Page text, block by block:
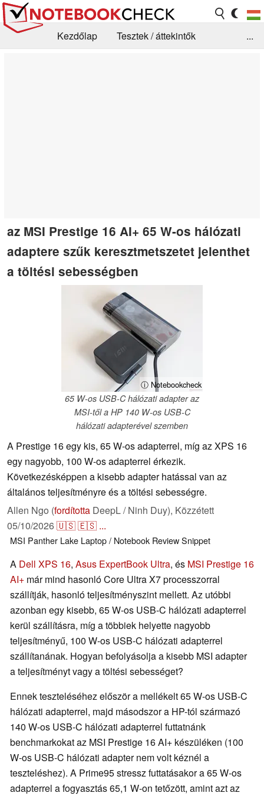
Kezdőlap
Tesztek / áttekintők
...
az MSI Prestige 16 AI+ 65 W-os hálózati
adaptere szűk keresztmetszetet jelenthet
a töltési sebességben
ⓘ Notebookcheck
65 W-os USB-C hálózati adapter az
MSI-től a HP 140 W-os USB-C
hálózati adapterével szemben
A Prestige 16 egy kis, 65 W-os adapterrel, míg az XPS 16
egy nagyobb, 100 W-os adapterrel érkezik.
Következésképpen a kisebb adapter hatással van az
általános teljesítményre és a töltési sebességre.
Allen Ngo (fordította DeepL / Ninh Duy), Közzétett
05/10/2026🇺🇸🇪🇸 ...
MSI Panther Lake Laptop / Notebook Review Snippet
A Dell XPS 16, Asus ExpertBook Ultra, és MSI Prestige 16
AI+ már mind hasonló Core Ultra X7 processzorral
szállítják, hasonló teljesítményszint mellett. Az utóbbi
azonban egy kisebb, 65 W-os USB-C hálózati adapterrel
kerül szállításra, míg a többiek helyette nagyobb
teljesítményű, 100 W-os USB-C hálózati adapterrel
szállítanának. Hogyan befolyásolja a kisebb MSI adapter
a teljesítményt vagy a töltési sebességet?
Ennek teszteléséhez először a mellékelt 65 W-os USB-C
hálózati adapterrel, majd másodszor a HP-tól származó
140 W-os USB-C hálózati adapterrel futtatnánk
benchmarkokat az MSI Prestige 16 AI+ készüléken (100
W-os USB-C hálózati adapter nem volt kéznél a
teszteléshez). A Prime95 stressz futtatásakor a 65 W-os
adapterrel a fogyasztás 65,1 W-on tetőzött, amint azt az